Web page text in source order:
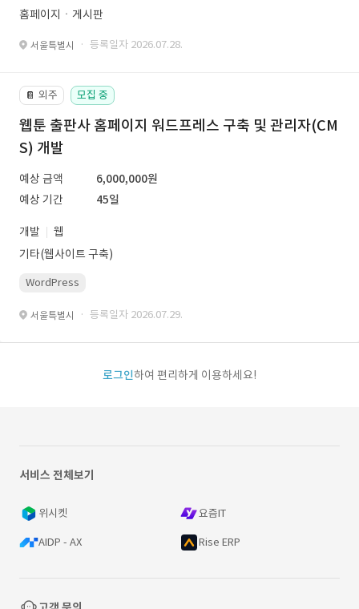
홈페이지ㆍ게시판
서울특별시 · 등록일자 2026.07.28.
📔 외주 모집 중
웹툰 출판사 홈페이지 워드프레스 구축 및 관리자(CM
S) 개발
예상 금액
6,000,000원
예상 기간
45일
개발
웹
기타(웹사이트 구축)
WordPress
서울특별시 · 등록일자 2026.07.29.
로그인하여 편리하게 이용하세요!
서비스 전체보기
위시켓 요즘IT
AIDP - AX Rise ERP